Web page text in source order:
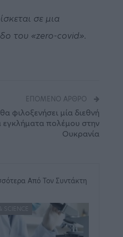
σε μια
του «zero-covid».
ΕΠΌΜΕΝΟ ΆΡΘΡΟ
φιλοξενήσει μία διεθνή
εγκλήματα πολέμου στην
Ουκρανία
Από Τον Συντάκτη
SCIENCE